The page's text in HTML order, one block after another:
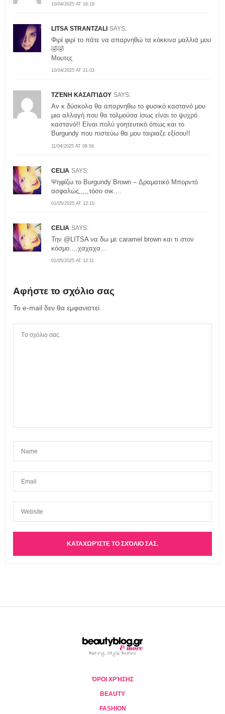
10/04/2025 AT 16:19
LITSA STRANTZALI SAYS:
10/04/2025 AT 21:03
Φιρί φιρί το πάτε να απαρνηθώ τα κόκκινα μαλλιά μου
🤣🤣
Μουτςς
ΤΖΈΝΗ ΚΑΣΑΠΊΔΟΥ SAYS:
11/04/2025 AT 06:59
Αν κ δύσκολα θα απαρνηθω το φυσικό καστανό μου
μια αλλαγή που θα τολμούσα ίσως είναι το ψυχρό
καστανό!! Είναι πολύ γοητευτικό όπως και το
Burgundy που πιστεύω θα μου ταιριαζε εξίσου!!
CELIA SAYS:
01/05/2025 AT 12:10
Ψηφίζω το Burgundy Brown – Δραματικό Μπορντό
ασφαλώς,,,,,τόσο σικ….
CELIA SAYS:
01/05/2025 AT 12:11
Την @LITSA να δω με caramel brown και τι στον
κόσμο….χαχαχα…
Αφήστε το σχόλιο σας
Το e-mail δεν θα εμφανιστεί.
ΌΡΟΙ ΧΡΉΣΗΣ
BEAUTY
FASHION